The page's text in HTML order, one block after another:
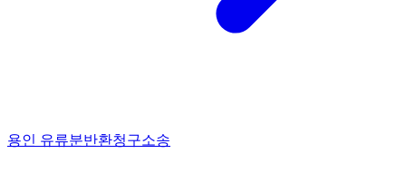
용인 유류분반환청구소송